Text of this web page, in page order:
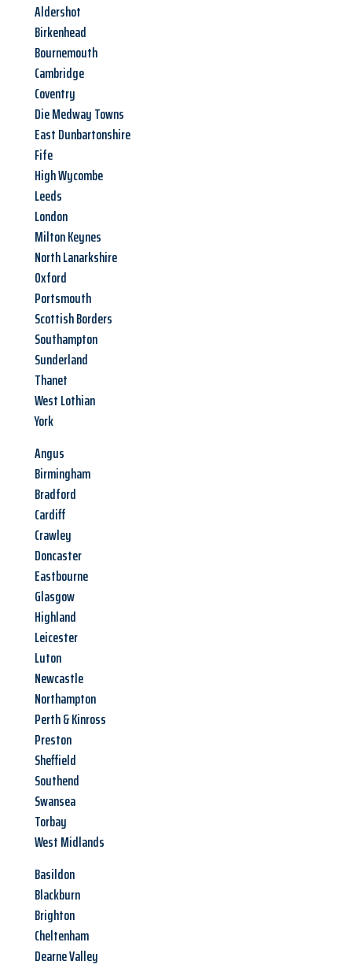
Aldershot
Birkenhead
Bournemouth
Cambridge
Coventry
Die Medway Towns
East Dunbartonshire
Fife
High Wycombe
Leeds
London
Milton Keynes
North Lanarkshire
Oxford
Portsmouth
Scottish Borders
Southampton
Sunderland
Thanet
West Lothian
York
Angus
Birmingham
Bradford
Cardiff
Crawley
Doncaster
Eastbourne
Glasgow
Highland
Leicester
Luton
Newcastle
Northampton
Perth & Kinross
Preston
Sheffield
Southend
Swansea
Torbay
West Midlands
Basildon
Blackburn
Brighton
Cheltenham
Dearne Valley